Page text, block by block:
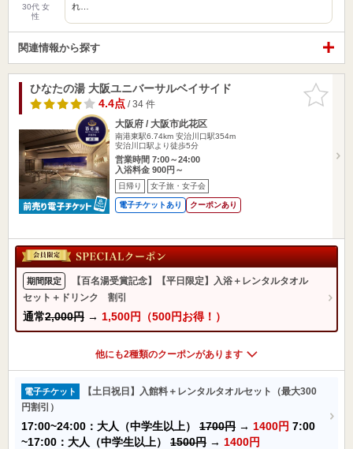
30代 女
性
れ…
関連情報から探す
お気に入
りに追加
ひなたの湯 大阪ユニバーサルベイサイド
4.4点/ 34 件
大阪府 / 大阪市此花区
南港東駅6.74km 安治川口駅354m
安治川口駅より徒歩5分
営業時間 7:00～24:00
入浴料金 900円～
日帰り 女子旅・女子会
電子チケットあり クーポンあり
期間限定
【百名湯受賞記念】【平日限定】入浴＋レンタルタオル
セット＋ドリンク 割引
通常2,000円 → 1,500円（500円お得！）
他にも2種類のクーポンがあります
電子チケット
【土日祝日】入館料＋レンタルタオルセット（最大300
円割引）
17:00~24:00：大人（中学生以上） 1700円 → 1400円 7:00
~17:00：大人（中学生以上） 1500円 → 1400円